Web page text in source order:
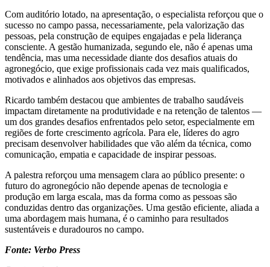
Com auditório lotado, na apresentação, o especialista reforçou que o
sucesso no campo passa, necessariamente, pela valorização das
pessoas, pela construção de equipes engajadas e pela liderança
consciente. A gestão humanizada, segundo ele, não é apenas uma
tendência, mas uma necessidade diante dos desafios atuais do
agronegócio, que exige profissionais cada vez mais qualificados,
motivados e alinhados aos objetivos das empresas.
Ricardo também destacou que ambientes de trabalho saudáveis
impactam diretamente na produtividade e na retenção de talentos —
um dos grandes desafios enfrentados pelo setor, especialmente em
regiões de forte crescimento agrícola. Para ele, líderes do agro
precisam desenvolver habilidades que vão além da técnica, como
comunicação, empatia e capacidade de inspirar pessoas.
A palestra reforçou uma mensagem clara ao público presente: o
futuro do agronegócio não depende apenas de tecnologia e
produção em larga escala, mas da forma como as pessoas são
conduzidas dentro das organizações. Uma gestão eficiente, aliada a
uma abordagem mais humana, é o caminho para resultados
sustentáveis e duradouros no campo.
Fonte: Verbo Press